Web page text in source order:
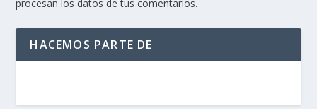
procesan los datos de tus comentarios.
HACEMOS PARTE DE